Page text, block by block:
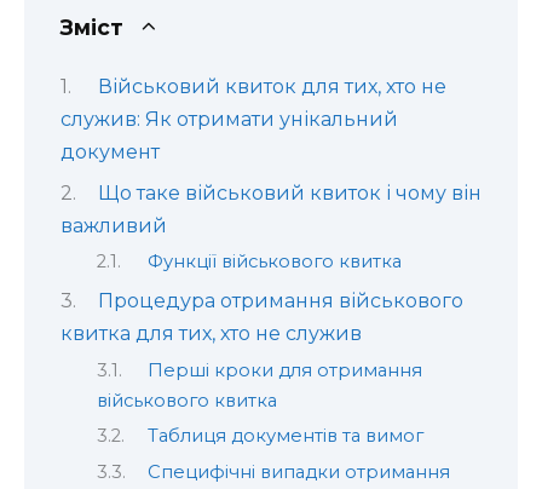
Зміст
Військовий квиток для тих, хто не
служив: Як отримати унікальний
документ
Що таке військовий квиток і чому він
важливий
Функції військового квитка
Процедура отримання військового
квитка для тих, хто не служив
Перші кроки для отримання
військового квитка
Таблиця документів та вимог
Специфічні випадки отримання